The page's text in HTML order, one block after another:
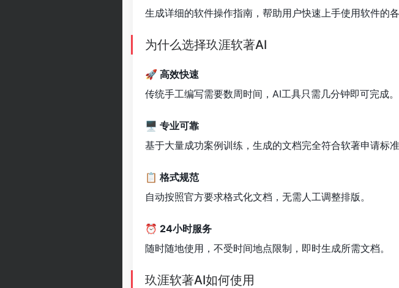
生成详细的软件操作指南，帮助用户快速上手使用软件的各
为什么选择玖涯软著AI
🚀 高效快速
传统手工编写需要数周时间，AI工具只需几分钟即可完成。
🖥 专业可靠
基于大量成功案例训练，生成的文档完全符合软著申请标准
📋 格式规范
自动按照官方要求格式化文档，无需人工调整排版。
⏰ 24小时服务
随时随地使用，不受时间地点限制，即时生成所需文档。
玖涯软著AI如何使用